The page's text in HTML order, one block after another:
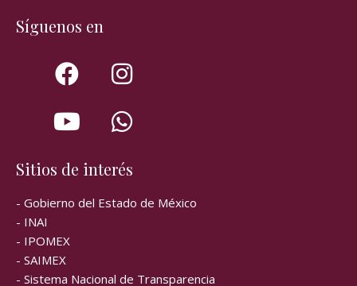
Síguenos en
Sitios de interés
- Gobierno del Estado de México
- INAI
- IPOMEX
- SAIMEX
- Sistema Nacional de Transparencia